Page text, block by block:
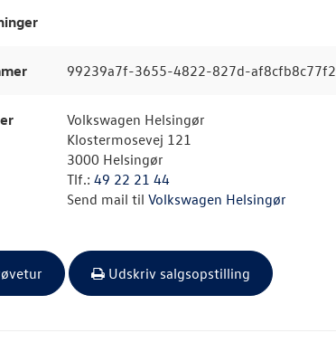
99239a7f-3655-4822-827d-af8cfb8c77f2
Volkswagen Helsingør
Klostermosevej 121
3000 Helsingør
Tlf.: 49 22 21 44
Send mail til Volkswagen Helsingør
Udskriv salgsopstilling